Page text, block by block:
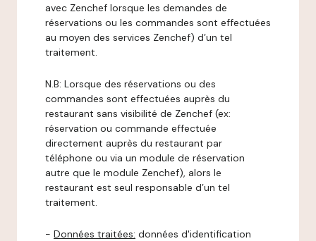
avec Zenchef lorsque les demandes de
réservations ou les commandes sont effectuées
au moyen des services Zenchef) d’un tel
traitement.
N.B: Lorsque des réservations ou des
commandes sont effectuées auprès du
restaurant sans visibilité de Zenchef (ex:
réservation ou commande effectuée
directement auprès du restaurant par
téléphone ou via un module de réservation
autre que le module Zenchef), alors le
restaurant est seul responsable d’un tel
traitement.
- Données traitées: données d'identification